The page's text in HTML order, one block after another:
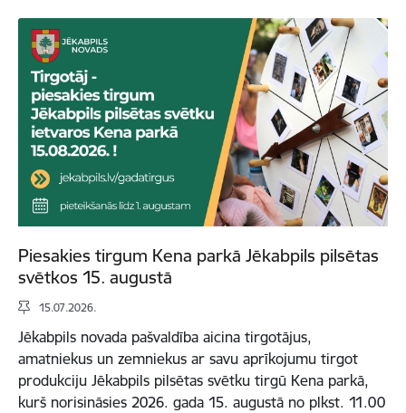
Piesakies tirgum Kena parkā Jēkabpils pilsētas
svētkos 15. augustā
15.07.2026.
Jēkabpils novada pašvaldība aicina tirgotājus,
amatniekus un zemniekus ar savu aprīkojumu tirgot
produkciju Jēkabpils pilsētas svētku tirgū Kena parkā,
kurš norisināsies 2026. gada 15. augustā no plkst. 11.00